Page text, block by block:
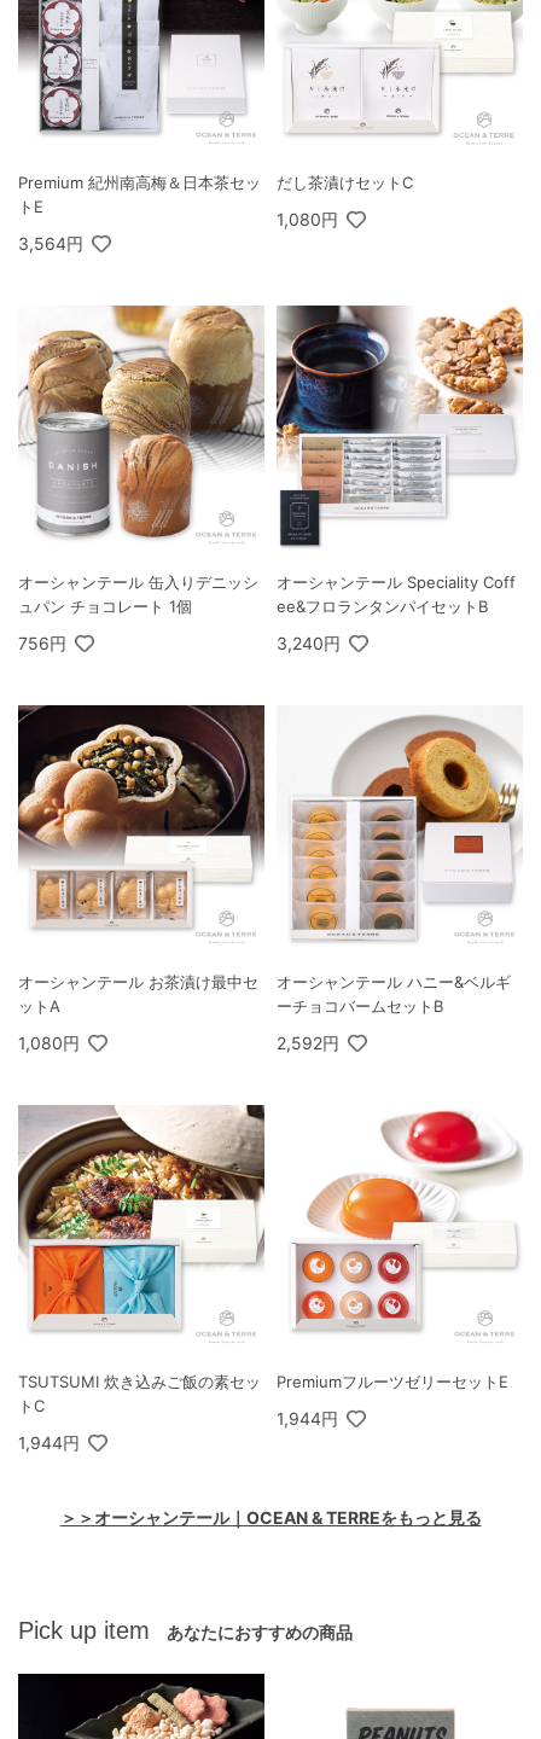
Premium 紀州南高梅＆日本茶セッ
トE
3,564円
だし茶漬けセットC
1,080円
オーシャンテール 缶入りデニッシ
ュパン チョコレート 1個
756円
オーシャンテール Speciality Coff
ee&フロランタンパイセットB
3,240円
オーシャンテール お茶漬け最中セ
ットA
1,080円
オーシャンテール ハニー&ベルギ
ーチョコバームセットB
2,592円
TSUTSUMI 炊き込みご飯の素セッ
トC
1,944円
PremiumフルーツゼリーセットE
1,944円
＞＞オーシャンテール｜OCEAN & TERREをもっと見る
Pick up item あなたにおすすめの商品